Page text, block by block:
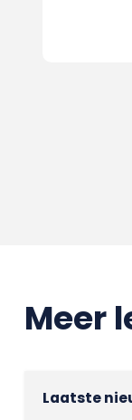
Meer
Laatste